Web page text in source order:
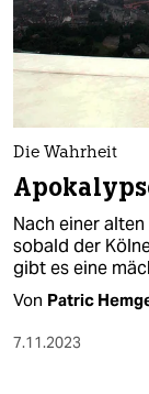
Die Wahrheit
Nach einer
sobald der
gibt es eine
Von Patric
7.11.2023